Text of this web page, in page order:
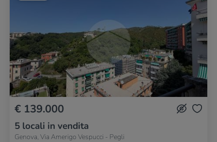
€ 139.000
5 locali in vendita
Genova, Via Amerigo Vespucci - Pegli